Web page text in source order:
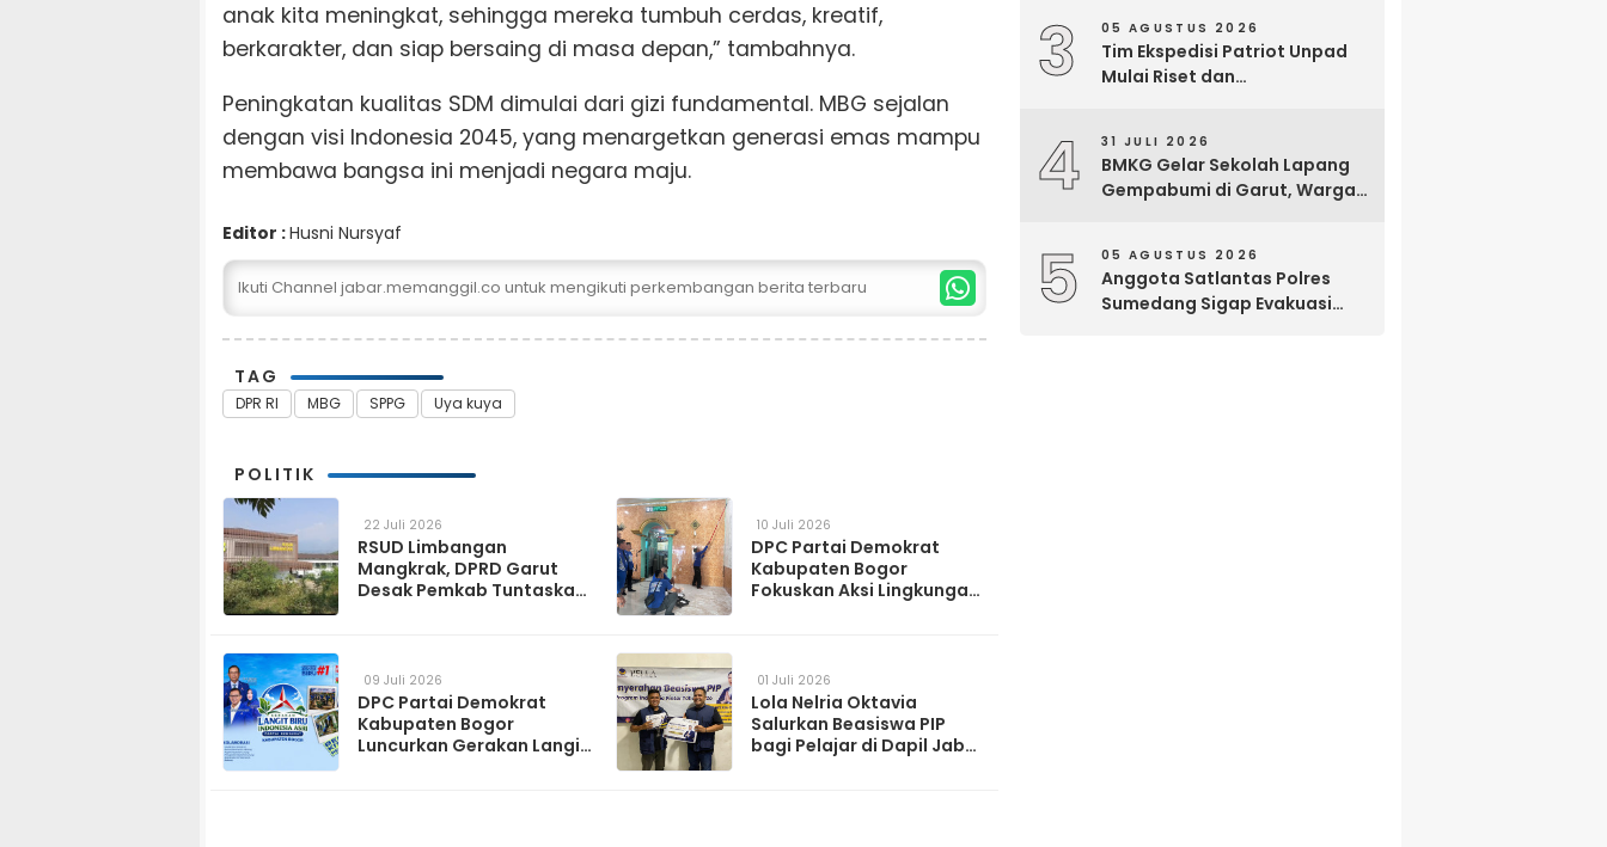
anak kita meningkat, sehingga mereka tumbuh cerdas, kreatif,
berkarakter, dan siap bersaing di masa depan,” tambahnya.
Peningkatan kualitas SDM dimulai dari gizi fundamental. MBG sejalan
dengan visi Indonesia 2045, yang menargetkan generasi emas mampu
membawa bangsa ini menjadi negara maju.
Editor :Husni Nursyaf
Ikuti Channel jabar.memanggil.co untuk mengikuti perkembangan berita terbaru
TAG
DPR RI MBG SPPG Uya kuya
POLITIK
22 Juli 2026
RSUD Limbangan
Mangkrak, DPRD Garut
Desak Pemkab Tuntaskan
10 Juli 2026
DPC Partai Demokrat
Kabupaten Bogor
Fokuskan Aksi Lingkungan
09 Juli 2026
DPC Partai Demokrat
Kabupaten Bogor
Luncurkan Gerakan Langit
01 Juli 2026
Lola Nelria Oktavia
Salurkan Beasiswa PIP
bagi Pelajar di Dapil Jabar
3 05 AGUSTUS 2026
Tim Ekspedisi Patriot Unpad
Mulai Riset dan
Tomage, Fakfak
4 31 JULI 2026
BMKG Gelar Sekolah Lapang
Gempabumi di Garut, Warga
5 05 AGUSTUS 2026
Anggota Satlantas Polres
Sumedang Sigap Evakuasi